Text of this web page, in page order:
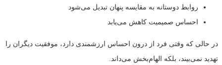
روابط دوستانه به مقایسه پنهان تبدیل می‌شود
احساس صمیمیت کاهش می‌یابد
در حالی که وقتی فرد از درون احساس ارزشمندی دارد، موفقیت دیگران را
تهدید نمی‌بیند، بلکه الهام‌بخش می‌داند.